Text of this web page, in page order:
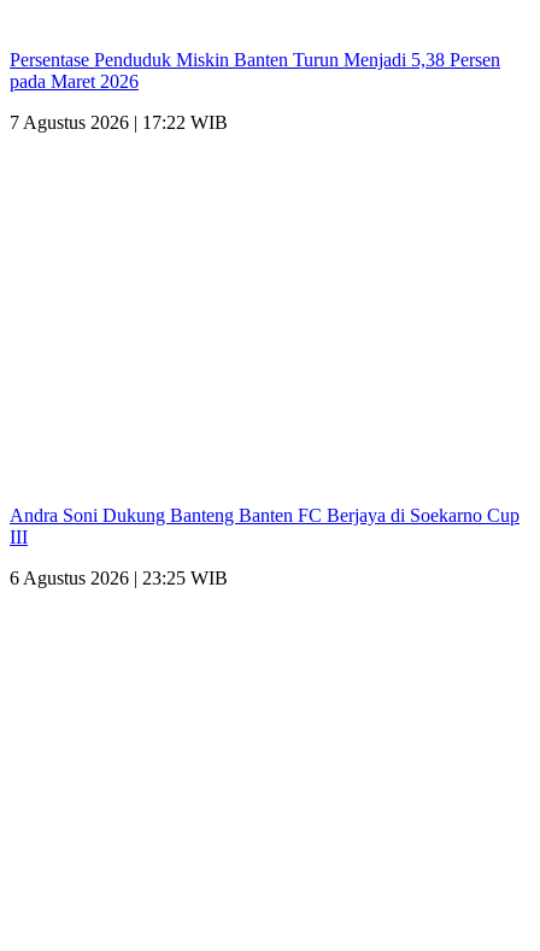
Persentase Penduduk Miskin Banten Turun Menjadi 5,38 Persen
pada Maret 2026
7 Agustus 2026 | 17:22 WIB
Andra Soni Dukung Banteng Banten FC Berjaya di Soekarno Cup
III
6 Agustus 2026 | 23:25 WIB